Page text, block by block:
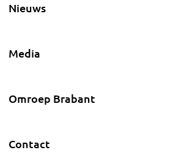
Nieuws
Media
Omroep Brabant
Contact